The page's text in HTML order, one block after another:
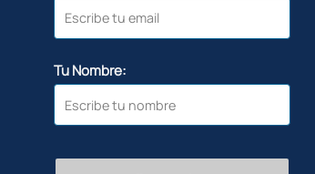
Tu Nombre: